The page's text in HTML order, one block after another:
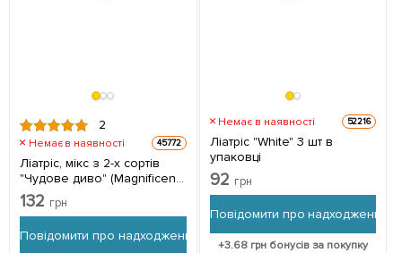
2
Немає в наявності 45772
Ліатріс, мікс з 2-х сортів
"Чудове диво" (Magnificent
Miracle) 10шт в комплекті
132 грн
Повідомити про надходження
Немає в наявності 52216
Ліатріс "White" 3 шт в
упаковці
92 грн
Повідомити про надходження
+3.68грн бонусів за покупку